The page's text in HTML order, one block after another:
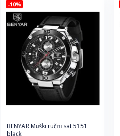
-10%
BENYAR Muški ručni sat 5151
black